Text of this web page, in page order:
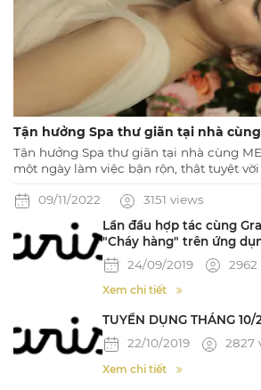
Tận hưởng Spa thư giãn tại nhà
Tận hưởng Spa thư giãn tại nhà cùng
một ngày làm việc bận rộn, thật tuyệt
lượng cho một ngày mới tiếp diễn.
09/11/2022 3151 views
Lần đầu hợp tác cùng
"Cháy hàng" trên ứng
24/09/2019
2962
Xem chi tiết
TUYỂN DỤNG THÁNG 10/
22/10/2019
2827
Xem chi tiết